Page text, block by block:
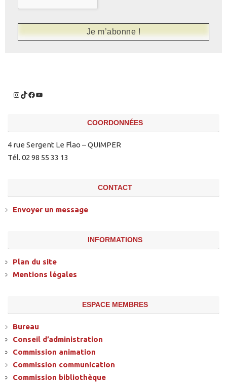
COORDONNÉES
4 rue Sergent Le Flao – QUIMPER
Tél. 02 98 55 33 13
CONTACT
Envoyer un message
INFORMATIONS
Plan du site
Mentions légales
ESPACE MEMBRES
Bureau
Conseil d’administration
Commission animation
Commission communication
Commission bibliothèque